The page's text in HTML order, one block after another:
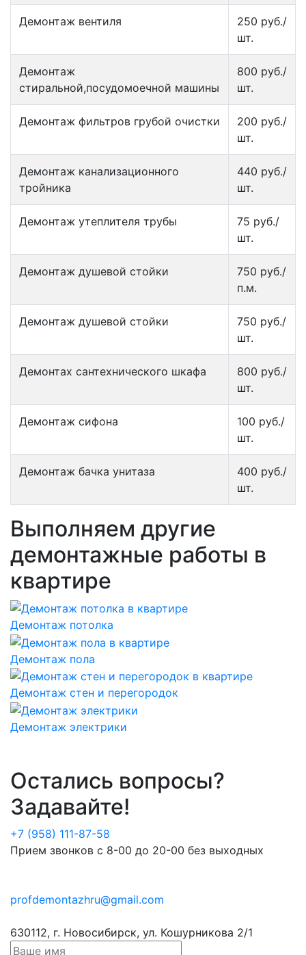
Демонтаж вентиля
250 руб./
шт.
Демонтаж
стиральной,посудомоечной машины
800 руб./
шт.
Демонтаж фильтров грубой очистки
200 руб./
шт.
Демонтаж канализационного
тройника
440 руб./
шт.
Демонтаж утеплителя трубы
75 руб./
шт.
Демонтаж душевой стойки
750 руб./
п.м.
Демонтаж душевой стойки
750 руб./
шт.
Демонтах сантехнического шкафа
800 руб./
шт.
Демонтаж сифона
100 руб./
шт.
Демонтаж бачка унитаза
400 руб./
шт.
Выполняем другие
демонтажные работы в
квартире
Демонтаж потолка
Демонтаж пола
Демонтаж стен и перегородок
Демонтаж электрики
Остались вопросы?
Задавайте!
+7 (958) 111-87-58
Прием звонков с 8-00 до 20-00 без выходных
profdemontazhru@gmail.com
630112, г. Новосибирск, ул. Кошурникова 2/1